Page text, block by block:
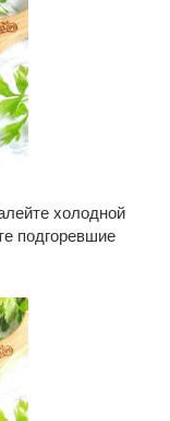
холодной
подгоревшие